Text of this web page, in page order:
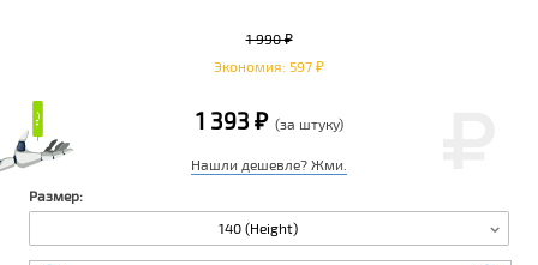
₽₽
1 990 ₽
Экономия: 597 ₽
1 393 ₽ (за штуку)
Нашли дешевле? Жми.
Размер:
140 (Height)